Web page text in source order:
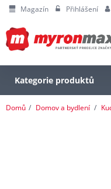
Magazín Přihlášení
Kategorie produktů
Domů Domov a bydlení